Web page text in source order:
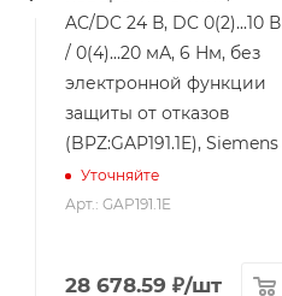
AC/DC 24 В, DC 0(2)...10 В
/ 0(4)...20 мА, 6 Нм, без
электронной функции
защиты от отказов
(BPZ:GAP191.1E), Siemens
Уточняйте
Арт.: GAP191.1E
28 678.59 ₽/шт